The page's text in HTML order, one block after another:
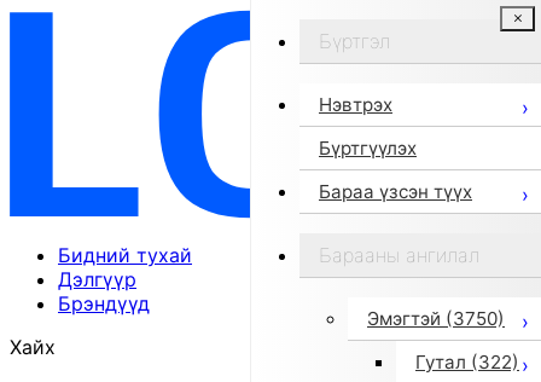
Бидний тухай
Дэлгүүр
Брэндүүд
Хайх
Бүртгэл
Нэвтрэх
Бүртгүүлэх
Бараа үзсэн түүх
Барааны ангилал
Эмэгтэй (3750)
Гутал (322)